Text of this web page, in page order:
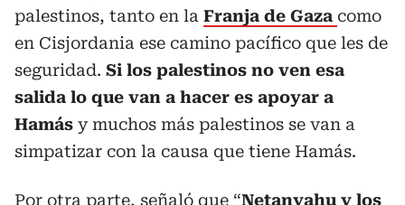
palestinos, tanto en la Franja de Gaza como
en Cisjordania ese camino pacífico que les de
seguridad. Si los palestinos no ven esa
salida lo que van a hacer es apoyar a
Hamás y muchos más palestinos se van a
simpatizar con la causa que tiene Hamás.
Por otra parte, señaló que “Netanyahu y los